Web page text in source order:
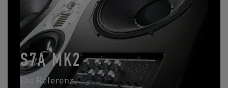
S7A MK2
Die Referenz